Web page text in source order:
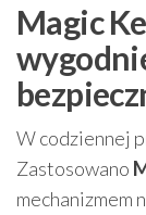
Magic
W codziennej
Zastosowano
mechanizmem